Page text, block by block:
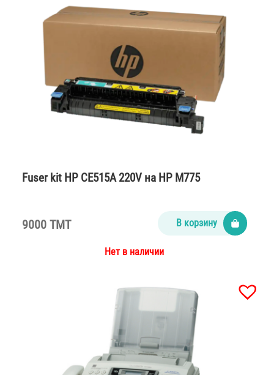
Fuser kit HP CE515A 220V на НР M775
9000 TMT В корзину
Нет в наличии